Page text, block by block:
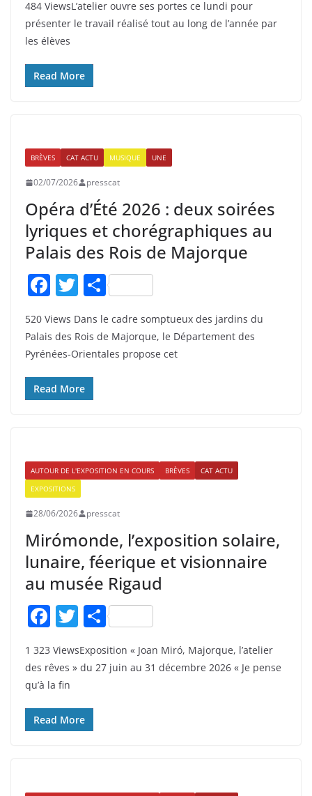
c
e
b
o
itt ta
484 ViewsL’atelier ouvre ses portes ce lundi pour
présenter le travail réalisé tout au long de l’année par
les élèves
Read More
BRÈVES CAT ACTU MUSIQUE UNE
02/07/2026 presscat
Opéra d’Été 2026 : deux soirées
lyriques et chorégraphiques au
Palais des Rois de Majorque
F
a
c
e
b
o
T
itt
er
P
ar
ta
g
520 Views Dans le cadre somptueux des jardins du
Palais des Rois de Majorque, le Département des
Pyrénées‑Orientales propose cet
Read More
AUTOUR DE L'EXPOSITION EN COURS BRÈVES
CAT ACTU
EXPOSITIONS
28/06/2026 presscat
Mirómonde, l’exposition solaire,
lunaire, féerique et visionnaire
au musée Rigaud
F
a
c
e
b
o
T
itt
P
ar
ta
g
1 323 ViewsExposition « Joan Miró, Majorque, l’atelier
des rêves » du 27 juin au 31 décembre 2026 « Je pense
qu’à la fin
Read More